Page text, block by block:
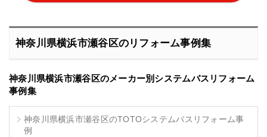
神奈川県横浜市瀬谷区のリフォーム事例集
神奈川県横浜市瀬谷区のメーカー別システムバスリフォーム
事例集
神奈川県横浜市瀬谷区のTOTOシステムバスリフォーム事
例